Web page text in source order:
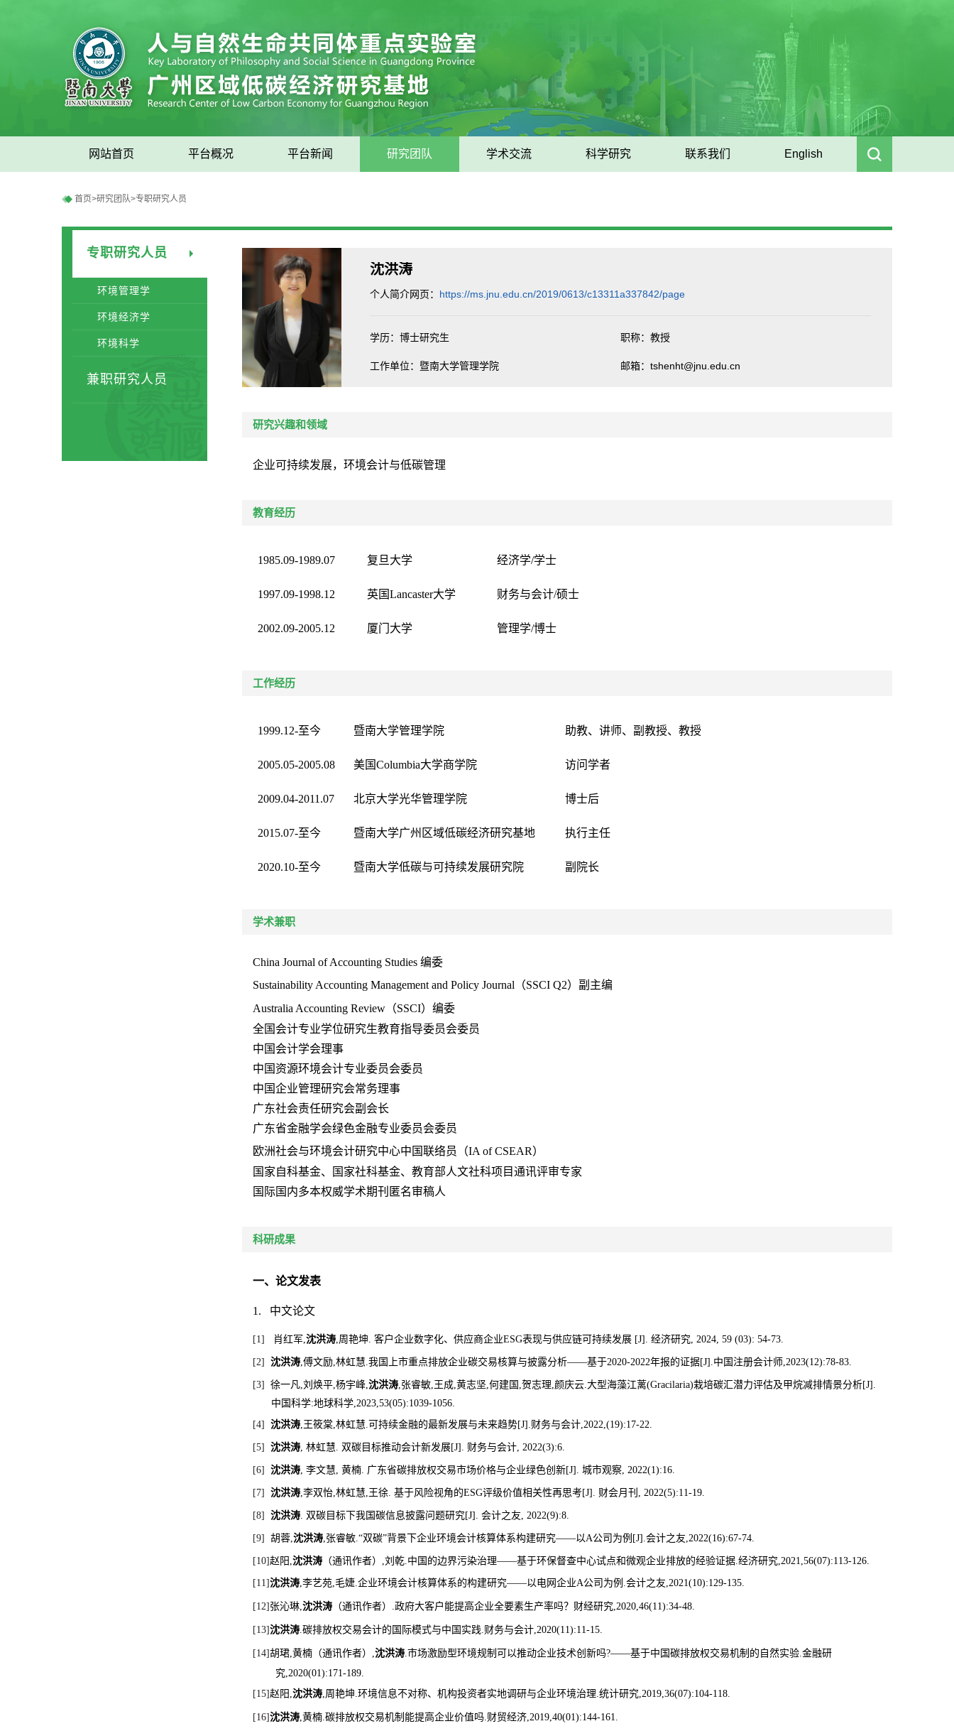
网站首页 平台概况 平台新闻 研究团队 学术交流 科学研究 联系我们 English
首页>研究团队>专职研究人员
专职研究人员
环境管理学
环境经济学
环境科学
兼职研究人员
沈洪涛
个人简介网页： https://ms.jnu.edu.cn/2019/0613/c13311a337842/page
学历：博士研究生 职称：教授
工作单位：暨南大学管理学院 邮箱：tshenht@jnu.edu.cn
研究兴趣和领域
企业可持续发展，环境会计与低碳管理
教育经历
1985.09-1989.07 复旦大学 经济学/学士
1997.09-1998.12 英国Lancaster大学 财务与会计/硕士
2002.09-2005.12 厦门大学 管理学/博士
工作经历
1999.12-至今 暨南大学管理学院 助教、讲师、副教授、教授
2005.05-2005.08 美国Columbia大学商学院 访问学者
2009.04-2011.07 北京大学光华管理学院 博士后
2015.07-至今 暨南大学广州区域低碳经济研究基地 执行主任
2020.10-至今 暨南大学低碳与可持续发展研究院 副院长
学术兼职
China Journal of Accounting Studies 编委
Sustainability Accounting Management and Policy Journal （SSCI Q2）副主编
Australia Accounting Review（SSCI）编委
全国会计专业学位研究生教育指导委员会委员
中国会计学会理事
中国资源环境会计专业委员会委员
中国企业管理研究会常务理事
广东社会责任研究会副会长
广东省金融学会绿色金融专业委员会委员
欧洲社会与环境会计研究中心中国联络员（IA of CSEAR）
国家自科基金、国家社科基金、教育部人文社科项目通讯评审专家
国际国内多本权威学术期刊匿名审稿人
科研成果
一、 论文发表
1. 中文论文
[1] 肖红军,沈洪涛,周艳坤. 客户企业数字化、供应商企业ESG表现与供应链可持续发展[J]. 经济研究, 2024, 59 (03): 54-73.
[2] 沈洪涛,傅文励,林虹慧.我国上市重点排放企业碳交易核算与披露分析——基于2020-2022年报的证据[J].中国注册会计师,2023(12):78-83.
[3] 徐一凡,刘焕平,杨宇峰,沈洪涛,张睿敏, 王成,黄志坚,何建国 ,贺志理,颜庆云.大型海藻江蓠(Gracilaria)栽培碳汇潜力评估及甲烷减排情景分析[J].
中国科学:地球科学,2023,53(05):1039-1056.
[4]
沈洪涛, 王筱棠,林虹慧. 可持续金融的最新发展与未来趋势[J].财务与会计,2022,(19):17-22.
[5] 沈洪涛, 林虹慧. 双碳目标推动会计新发展[J]. 财务与会计, 2022(3):6.
[6] 沈洪涛, 李文慧, 黄楠. 广东省碳排放权交易市场价格与企业绿色创新[J]. 城市观察, 2022(1):16.
[7] 沈洪涛,李双怡,林虹慧, 王徐. 基于风险视角的ESG评级价值相关性再思考[J]. 财会月刊 , 2022(5):11-19.
[8] 沈洪涛. 双碳目标下我国碳信息披露问题研究[J]. 会计之友, 2022(9):8.
[9] 胡蓉,沈洪涛,张睿敏.“双碳”背景下企业环境会计核算体系构建研究——以A公司为例 [J].会计之友,2022(16):67-74.
[10]赵阳 ,沈洪涛（通讯作者） ,刘乾.中国的边界污染治理——基于环保督查中心试点和微观企业排放的经验证据.经济研究,2021,56(07):113-126.
[11]沈洪涛,李艺苑,毛婕.企业环境会计核算体系的构建研究——以电网企业A公司为例 .会计之友,2021(10):129-135.
[12] 张沁琳,沈洪涛（通讯作者） .政府大客户能提高企业全要素生产率吗？财经研究,2020,46(11):34-48.
[13]沈洪涛.碳排放权交易会计的国际模式与中国实践.财务与会计,2020(11):11-15.
[14]胡珺,黄楠（通讯作者） ,沈洪涛.市场激励型环境规制可以推动企业技术创新吗?——基于中国碳排放权交易机制的自然实验.金融研
究,2020(01):171-189.
[15]赵阳 ,沈洪涛,周艳坤.环境信息不对称、机构投资者实地调研与企业环境治理.统计研究,2019,36(07):104-118.
[16]沈洪涛,黄楠.碳排放权交易机制能提高企业价值吗.财贸经济,2019,40(01):144-161.